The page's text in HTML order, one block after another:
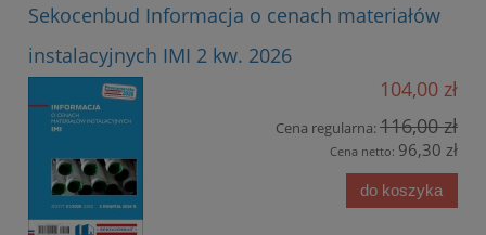
Sekocenbud Informacja o cenach materiałów
instalacyjnych IMI 2 kw. 2026
104,00 zł
Cena regularna:116,00 zł
Cena netto: 96,30 zł
do koszyka